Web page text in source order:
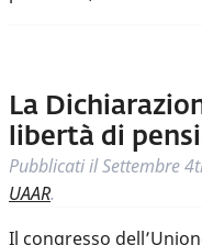
La
libertà di
Pubblicati ilSettembre
UAAR.
Il congresso